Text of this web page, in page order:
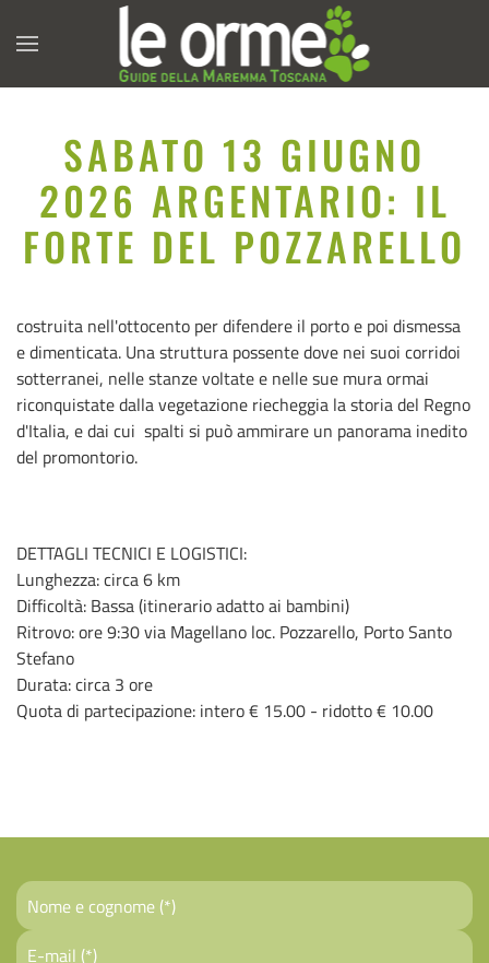
SABATO 13 GIUGNO
2026 ARGENTARIO: IL
FORTE DEL POZZARELLO
costruita nell'ottocento per difendere il porto e poi dismessa
e dimenticata. Una struttura possente dove nei suoi corridoi
sotterranei, nelle stanze voltate e nelle sue mura ormai
riconquistate dalla vegetazione riecheggia la storia del Regno
d'Italia, e dai cui spalti si può ammirare un panorama inedito
del promontorio.
DETTAGLI TECNICI E LOGISTICI:
​Lunghezza: circa 6 km
​Difficoltà: Bassa (itinerario adatto ai bambini)
​Ritrovo: ore 9:30 via Magellano loc. Pozzarello, Porto Santo
Stefano
Durata: circa 3 ore
Quota di partecipazione: intero € 15.00 - ridotto € 10.00